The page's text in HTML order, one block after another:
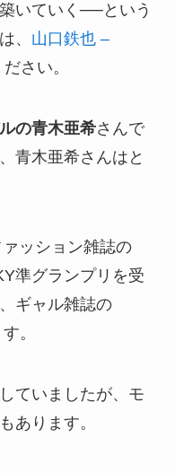
いていく──という
、 山口鉄也 –
さい。
の青木亜希さんで
青木亜希さんはと
ッション雑誌の
準グランプリを受
ギャル雑誌の
。
ていましたが、モ
あります。